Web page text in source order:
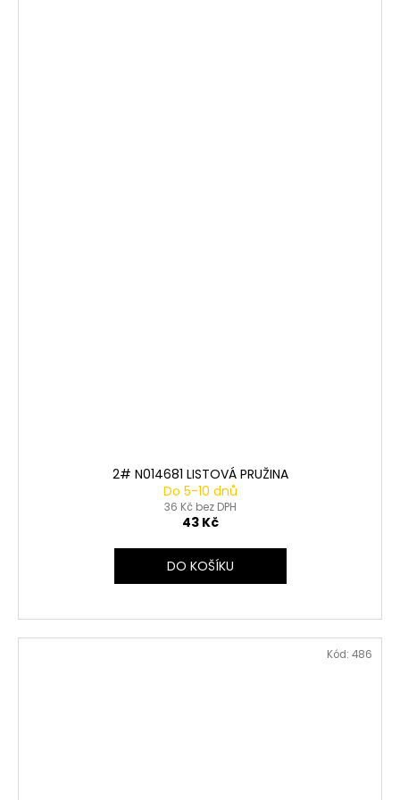
2# N014681 LISTOVÁ PRUŽINA
Do 5-10 dnů
36 Kč bez DPH
43 Kč
DO KOŠÍKU
Kód: 486